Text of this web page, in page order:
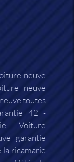
neuve
neuve
toutes
42
Voiture
garantie
la ricamarie